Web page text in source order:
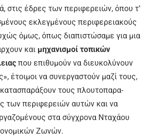
στις έδρες των περιφερειών, όπου τ’
εκλεγμένους περιφερει­ακούς
όμως, όπως διαπιστώσαμε για μια
και μηχανισμοί τοπικών
που επιθυμούν να διευκολύνουν
έτοι­μοι να συνεργαστούν μαζί τους,
τους πλουτοπαρα­
των περιφερειών αυτών και να
στα σύγχρονα Νταχάου
Ζωνών.